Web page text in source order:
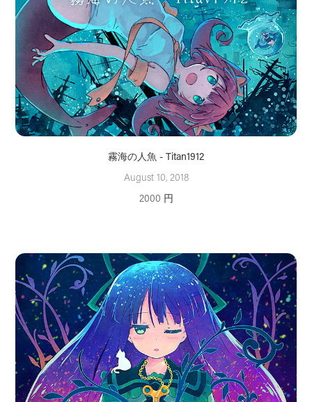
霧海の人魚 - Titan1912
August 10, 2018
2000 円